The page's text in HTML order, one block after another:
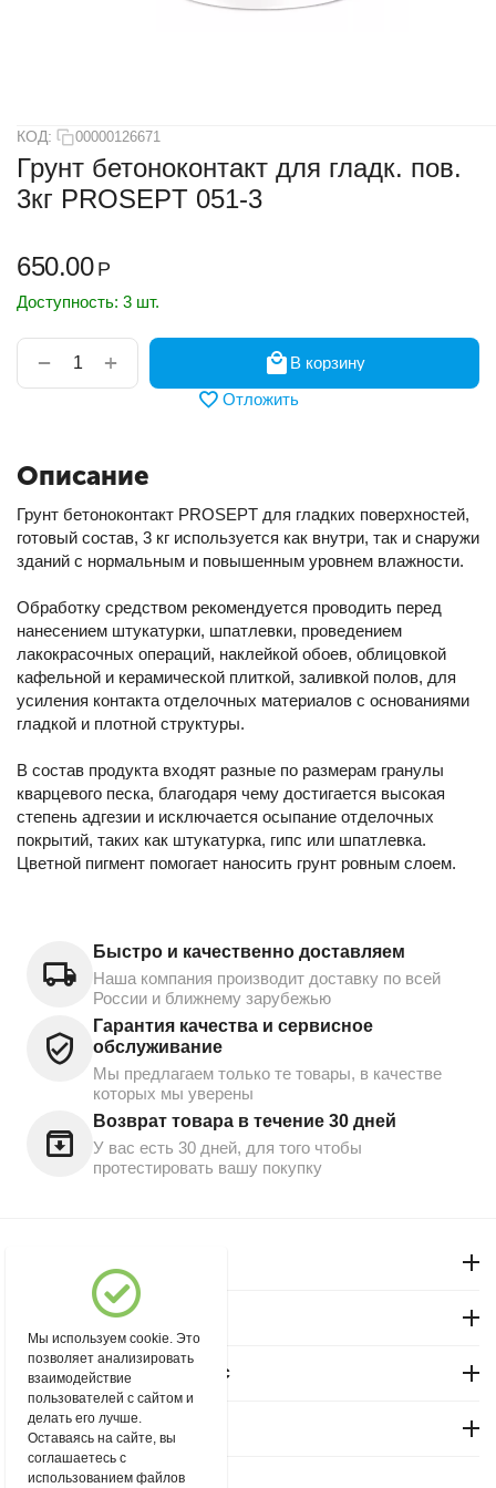
КОД: 00000126671
Грунт бетоноконтакт для гладк. пов.
3кг PROSEPT 051-3
650.00 Р
Доступность: 3 шт.
+
−
В корзину
Отложить
Описание
Грунт бетоноконтакт PROSEPT для гладких поверхностей,
готовый состав, 3 кг используется как внутри, так и снаружи
зданий с нормальным и повышенным уровнем влажности.
Обработку средством рекомендуется проводить перед
нанесением штукатурки, шпатлевки, проведением
лакокрасочных операций, наклейкой обоев, облицовкой
кафельной и керамической плиткой, заливкой полов, для
усиления контакта отделочных материалов с основаниями
гладкой и плотной структуры.
В состав продукта входят разные по размерам гранулы
кварцевого песка, благодаря чему достигается высокая
степень адгезии и исключается осыпание отделочных
покрытий, таких как штукатурка, гипс или шпатлевка.
Цветной пигмент помогает наносить грунт ровным слоем.
Быстро и качественно доставляем
Наша компания производит доставку по всей
России и ближнему зарубежью
Гарантия качества и сервисное
обслуживание
Мы предлагаем только те товары, в качестве
которых мы уверены
Возврат товара в течение 30 дней
У вас есть 30 дней, для того чтобы
протестировать вашу покупку
Магазин "Северный"
Покупательский сервис
Контакты
Мы используем cookie. Это
позволяет анализировать
взаимодействие
пользователей с сайтом и
делать его лучше.
Оставаясь на сайте, вы
соглашаетесь с
использованием файлов